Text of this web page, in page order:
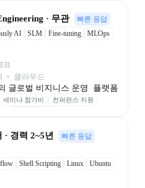
· 무관
빠른 응답
AI SLM Fine-tuning
MLOps
‧ 클라우드
글로벌 비지니스 운영  플랫폼
세미나 참가비
컨퍼런스 지원
경력 2~5년
빠른 응답
Shell Scripting Linux Ubuntu